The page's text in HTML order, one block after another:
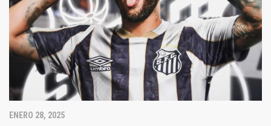
ENERO 28, 2025